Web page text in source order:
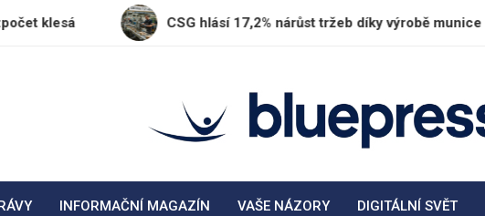
CSG hlásí 17,2% nárůst tržeb díky výrobě munice
BluePress.cz
INFORMAČNÍ MAGAZÍN VAŠE NÁZORY DIGITÁLNÍ SVĚT